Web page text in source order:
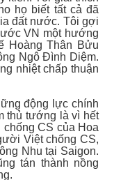
họ biết tất cả đã
đất nước. Tôi gợi
VN một hướng
Hoàng Thân Bửu
Ngô Đình Diệm.
nhiệt chấp thuận
động lực chính
thủ tướng là vì hết
CS của Hoa
Việt chống CS,
Nhu tại Saigon.
tán thành nồng